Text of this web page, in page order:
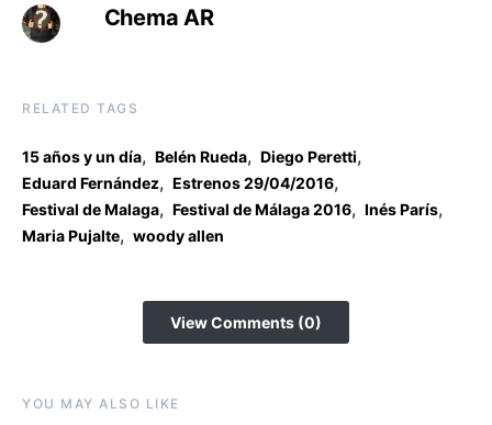
Chema AR
RELATED TAGS
15 años y un día, Belén Rueda, Diego Peretti,
Eduard Fernández, Estrenos 29/04/2016,
Festival de Malaga, Festival de Málaga 2016, Inés París,
Maria Pujalte, woody allen
View Comments (0)
YOU MAY ALSO LIKE